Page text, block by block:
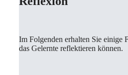
Im Folgenden erhalten Sie einige
das Gelernte reflektieren können.